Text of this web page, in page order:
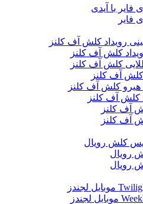
با آیدی
فایر
رویداد کلش آف کلنز
کلش آف کلنز
کلش آف کلنز
آف کلنز
هیرو کلش آف کلنز
کلش آف کلنز
آف کلنز
آف کلنز
پس کلش رویال
رویال
رویال